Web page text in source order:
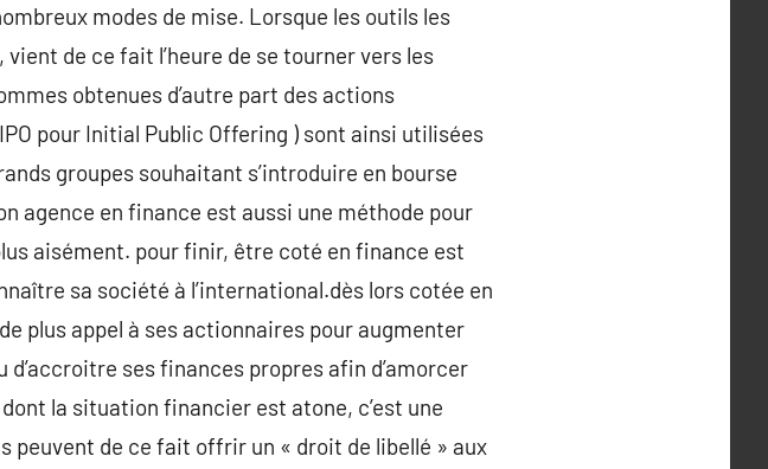
modes de mise. Lorsque les outils les
de ce fait l’heure de se tourner vers les
obtenues d’autre part des actions
pour Initial Public Offering ) sont ainsi utilisées
groupes souhaitant s’introduire en bourse
agence en finance est aussi une méthode pour
aisément. pour finir, être coté en finance est
sa société à l’international.dès lors cotée en
plus appel à ses actionnaires pour augmenter
d’accroitre ses finances propres afin d’amorcer
la situation financier est atone, c’est une
peuvent de ce fait offrir un « droit de libellé » aux